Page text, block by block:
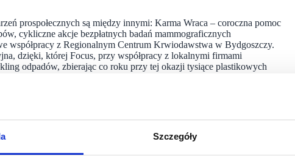
Szczegóły
prospołecznych są między innymi: Karma Wraca – coroczna pomoc
cykliczne akcje bezpłatnych badań mammograficznych
współpracy z Regionalnym Centrum Krwiodawstwa w Bydgoszczy.
dzięki, której Focus, przy współpracy z lokalnymi firmami
odpadów, zbierając co roku przy tej okazji tysiące plastikowych
i jednostki, placówki pozabudżetowe, fundacje dbające
Wychowawczy Nr 1 dla Dzieci i Młodzieży Słabo Widzącej
Krajowe Towarzystwo Autyzmu. Focus jest liderem w działaniach
nacisk na ważne aspekty, które nie tylko edukują, ale też mają realny
klientów. Wszelkiego rodzaju działania i aktywności mają
klientów i lokalnej społeczności, którzy chętnie